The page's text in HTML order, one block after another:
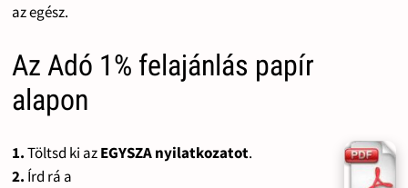
az egész.
Az Adó 1% felajánlás papír
alapon
1.Töltsd ki azEGYSZA nyilatkozatot.
2. Írd rá a